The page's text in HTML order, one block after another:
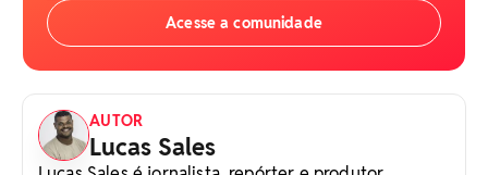
Acesse a comunidade
AUTOR
Lucas Sales